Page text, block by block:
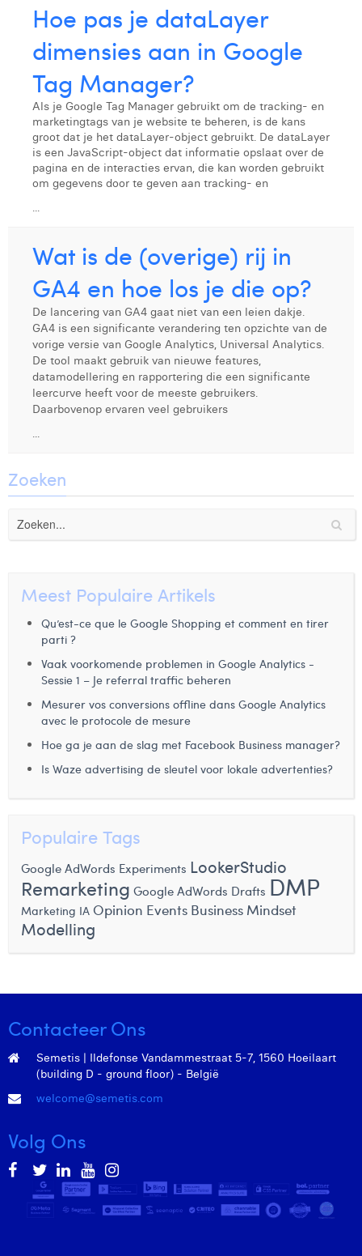
Glenn Vanderlinden
Hanne Van Loock
Janne Beke
Jonas Geiregat
Justine Cremer
Laura Rooseleer
Lena Pignoloni
Leonard Dierickx
Linda Kraim
Lisa Protin
Lore Fierens
Lotte Vranckx
Lucas Taels
Margaux Marien
Mathias Segers
Matthias Langenaeker
Ninon Chevalier
Olivia Lohest
Pieter Maesmans
Sebastiaan Reeskamp
Thomas Kurevic
Thomas Riis
Victor Hayot
William Rezette
Hoe pas je dataLayer
dimensies aan in Google
Tag Manager?
Als je Google Tag Manager gebruikt om de tracking- en
marketingtags van je website te beheren, is de kans
groot dat je het dataLayer-object gebruikt. De dataLayer
is een JavaScript-object dat informatie opslaat over de
pagina en de interacties ervan, die kan worden gebruikt
om gegevens door te geven aan tracking- en
...
Wat is de (overige) rij in
GA4 en hoe los je die op?
De lancering van GA4 gaat niet van een leien dakje.
GA4 is een significante verandering ten opzichte van de
vorige versie van Google Analytics, Universal Analytics.
De tool maakt gebruik van nieuwe features,
datamodellering en rapportering die een significante
leercurve heeft voor de meeste gebruikers.
Daarbovenop ervaren veel gebruikers
...
Zoeken
Meest Populaire Artikels
Qu’est-ce que le Google Shopping et comment en tirer
parti ?
Vaak voorkomende problemen in Google Analytics -
Sessie 1 – Je referral traffic beheren
Mesurer vos conversions offline dans Google Analytics
avec le protocole de mesure
Hoe ga je aan de slag met Facebook Business manager?
Is Waze advertising de sleutel voor lokale advertenties?
Populaire Tags
Google AdWords Experiments LookerStudio
Remarketing Google AdWords Drafts DMP
Marketing IA Opinion Events Business Mindset
Modelling
Contacteer Ons
Semetis | Ildefonse Vandammestraat 5-7, 1560 Hoeilaart
(building D - ground floor) - België
welcome@semetis.com
Volg Ons